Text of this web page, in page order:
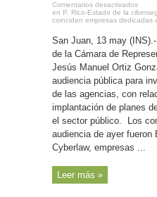
Comentarios desactivados
en P. Rico-Estado de la
coinciden empresas dedicadas
San Juan, 13 may
de la Cámara de
Jesús Manuel Ortiz
audiencia pública para
de las agencias, con
implantación de planes
el sector público. Los
audiencia de ayer
Cyberlaw, empresas ...
Leer más »